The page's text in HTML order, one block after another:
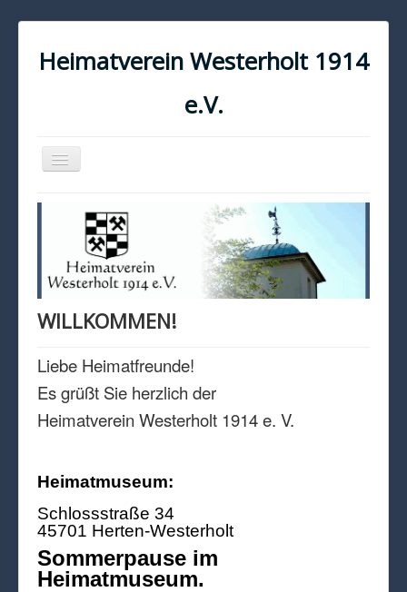
Heimatverein Westerholt 1914
e.V.
Navigation
an/aus
KONTAKT
IMPRESSUM
DATENSCHUTZ
WILLKOMMEN!
Liebe Heimatfreunde!
Es grüßt Sie herzlich der
Heimatverein Westerholt 1914 e. V.
Heimatmuseum:
Schlossstraße 34
45701 Herten-Westerholt
Sommerpause im
Heimatmuseum.